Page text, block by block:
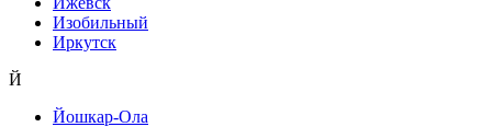
Изобильный
Иркутск
Й
Йошкар-Ола